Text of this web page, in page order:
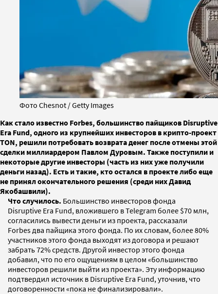
Фото Chesnot / Getty Images
Как стало известно Forbes, большинство пайщиков Disruptive
Era Fund, одного из крупнейших инвесторов в крипто-проект
TON, решили потребовать возврата денег после отмены этой
сделки миллиардером Павлом Дуровым. Также поступили и
некоторые другие инвесторы (часть из них уже получили
деньги назад). Есть и такие, кто остался в проекте либо еще
не принял окончательного решения (среди них Давид
Якобашвили).
Что случилось. Большинство инвесторов фонда
Disruptive Era Fund, вложившего в Telegram более $70 млн,
согласились вывести деньги из проекта, рассказали
Forbes два пайщика этого фонда. По их словам, более 80%
участников этого фонда выходят из договора и решают
забрать 72% средств. Другой инвестор этого фонда
добавил, что по его ощущениям в целом «большинство
инвесторов решили выйти из проекта». Эту информацию
подтвердил источник в Disruptive Era Fund, уточнив, что
договоренности «пока не финализировали».